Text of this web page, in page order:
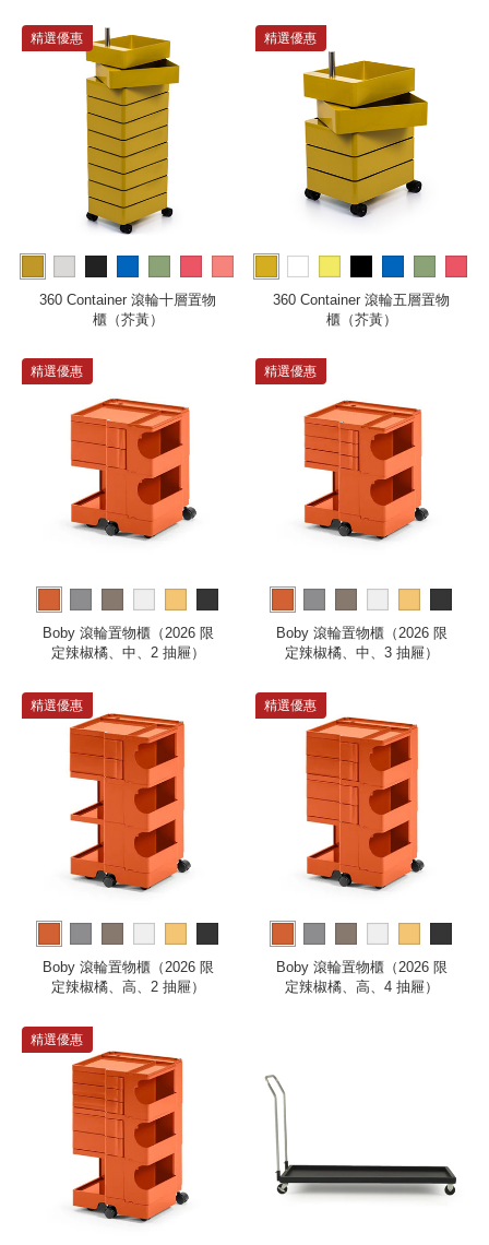
精選優惠
more
360 Container 滾輪十層置物
櫃（芥黃）
精選優惠
more
360 Container 滾輪五層置物
櫃（芥黃）
精選優惠
more
Boby 滾輪置物櫃（2026 限
定辣椒橘、中、2 抽屜）
精選優惠
more
Boby 滾輪置物櫃（2026 限
定辣椒橘、中、3 抽屜）
精選優惠
more
Boby 滾輪置物櫃（2026 限
定辣椒橘、高、2 抽屜）
精選優惠
more
Boby 滾輪置物櫃（2026 限
定辣椒橘、高、4 抽屜）
精選優惠